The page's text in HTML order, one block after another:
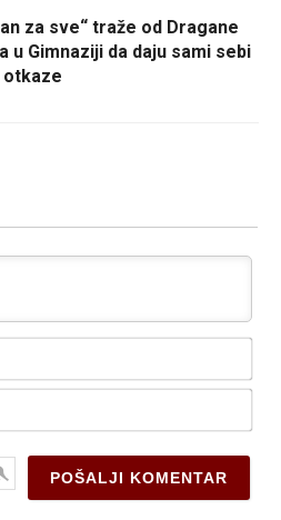
za sve“ traže od Dragane
Gimnaziji da daju sami sebi
otkaze
E-